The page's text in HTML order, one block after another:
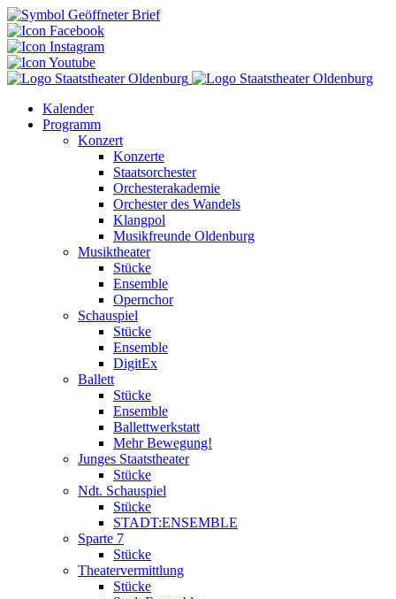
Kalender
Programm
Konzert
Konzerte
Staatsorchester
Orchesterakademie
Orchester des Wandels
Klangpol
Musikfreunde Oldenburg
Musiktheater
Stücke
Ensemble
Opernchor
Schauspiel
Stücke
Ensemble
DigitEx
Ballett
Stücke
Ensemble
Ballettwerkstatt
Mehr Bewegung!
Junges Staatstheater
Stücke
Ndt. Schauspiel
Stücke
STADT:ENSEMBLE
Sparte 7
Stücke
Theatervermittlung
Stücke